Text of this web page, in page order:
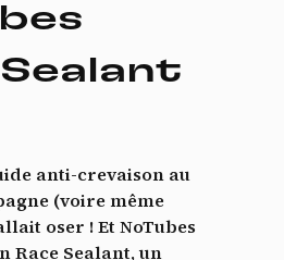
Sealant
anti-crevaison au
(voire même
oser ! Et NoTubes
Race Sealant, un